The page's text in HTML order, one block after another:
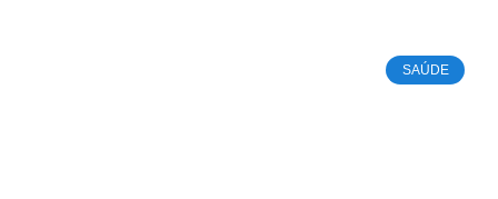
SAÚDE